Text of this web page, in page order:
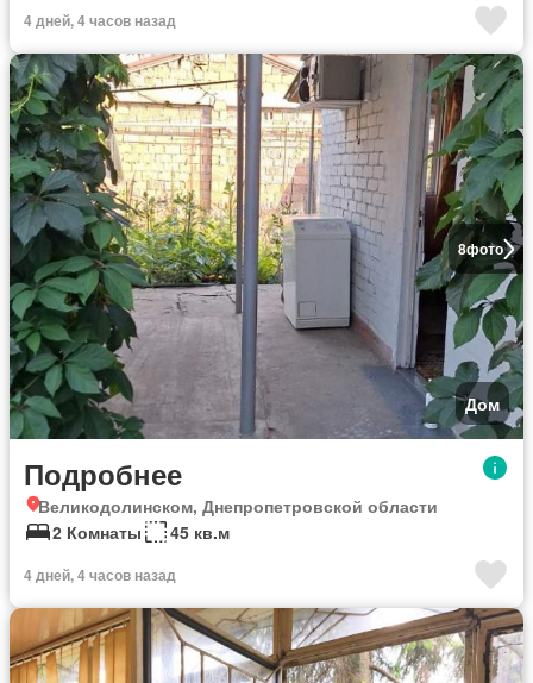
4 дней, 4 часов назад
8фото
Дом
Подробнее
Великодолинском, Днепропетровской области
2 Комнаты
45 кв.м
4 дней, 4 часов назад